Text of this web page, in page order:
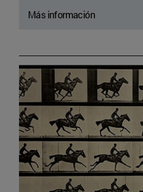
Más información